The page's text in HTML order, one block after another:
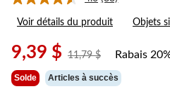
Lire
les
83
Lien
vers
la
même
Voir détails du produit Objets
9,39 $ 11,79 $
prix
était
11,79 $
Rabais
Solde Articles à succès